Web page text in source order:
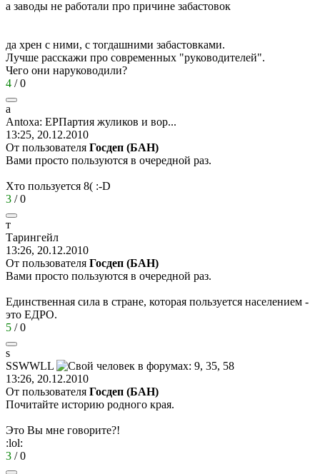
а заводы не работали про причине забастовок
да хрен с ними, с тогдашними забастовками.
Лучше расскажи про современных "руководителей".
Чего они наруководили?
4 /0
a
Antoxa: ЕРПартия жуликов и вор...
13:25, 20.12.2010
От пользователя Госдеп (БАН)
Вами просто пользуются в очередной раз.
Хто пользуется 8( :-D
3 /0
т
Тaрингейл
13:26, 20.12.2010
От пользователя Госдеп (БАН)
Вами просто пользуются в очередной раз.
Единственная сила в стране, которая пользуется населением -
это ЕДРО.
5 /0
s
SSWWLL
13:26, 20.12.2010
От пользователя Госдеп (БАН)
Почитайте историю родного края.
Это Вы мне говорите?!
:lol:
3 /0